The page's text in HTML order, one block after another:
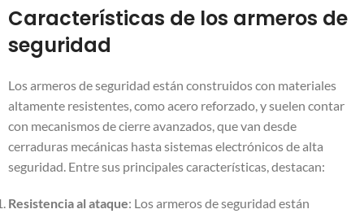
Características de los armeros de
seguridad
Los armeros de seguridad están construidos con materiales
altamente resistentes, como acero reforzado, y suelen contar
con mecanismos de cierre avanzados, que van desde
cerraduras mecánicas hasta sistemas electrónicos de alta
seguridad. Entre sus principales características, destacan:
Resistencia al ataque: Los armeros de seguridad están